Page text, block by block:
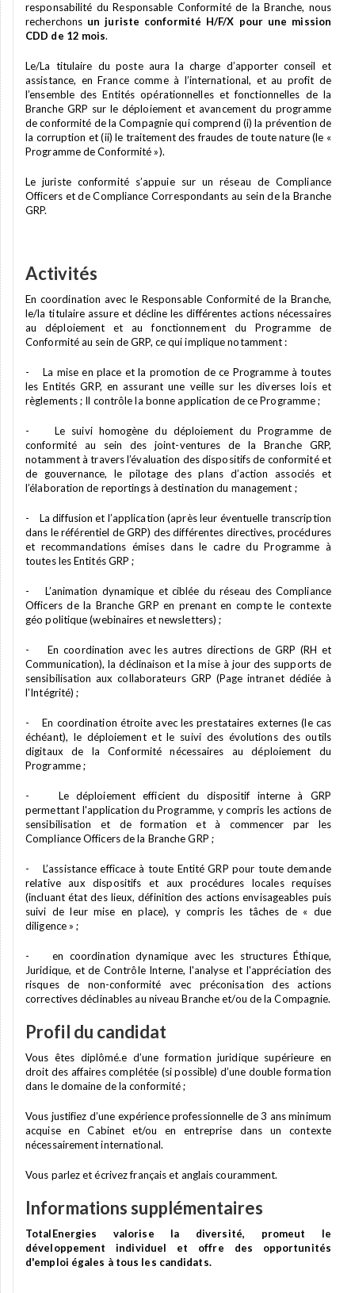
responsabilité du Responsable Conformité de la Branche, nous
recherchons un juriste conformité H/F/X pour une mission
CDD de 12 mois.
Le/La titulaire du poste aura la charge d’apporter conseil et
assistance, en France comme à l’international, et au profit de
l’ensemble des Entités opérationnelles et fonctionnelles de la
Branche GRP sur le déploiement et avancement du programme
de conformité de la Compagnie qui comprend (i) la prévention de
la corruption et (ii) le traitement des fraudes de toute nature (le «
Programme de Conformité »).
Le juriste conformité s’appuie sur un réseau de Compliance
Officers et de Compliance Correspondants au sein de la Branche
GRP.
Activités
En coordination avec le Responsable Conformité de la Branche,
le/la titulaire assure et décline les différentes actions nécessaires
au déploiement et au fonctionnement du Programme de
Conformité au sein de GRP, ce qui implique notamment :
- La mise en place et la promotion de ce Programme à toutes
les Entités GRP, en assurant une veille sur les diverses lois et
règlements ; Il contrôle la bonne application de ce Programme ;
- Le suivi homogène du déploiement du Programme de
conformité au sein des joint-ventures de la Branche GRP,
notamment à travers l’évaluation des dispositifs de conformité et
de gouvernance, le pilotage des plans d’action associés et
l’élaboration de reportings à destination du management ;
- La diffusion et l’application (après leur éventuelle transcription
dans le référentiel de GRP) des différentes directives, procédures
et recommandations émises dans le cadre du Programme à
toutes les Entités GRP ;
- L’animation dynamique et ciblée du réseau des Compliance
Officers de la Branche GRP en prenant en compte le contexte
géo politique (webinaires et newsletters) ;
- En coordination avec les autres directions de GRP (RH et
Communication), la déclinaison et la mise à jour des supports de
sensibilisation aux collaborateurs GRP (Page intranet dédiée à
l’Intégrité) ;
- En coordination étroite avec les prestataires externes (le cas
échéant), le déploiement et le suivi des évolutions des outils
digitaux de la Conformité nécessaires au déploiement du
Programme ;
- Le déploiement efficient du dispositif interne à GRP
permettant l'application du Programme, y compris les actions de
sensibilisation et de formation et à commencer par les
Compliance Officers de la Branche GRP ;
- L’assistance efficace à toute Entité GRP pour toute demande
relative aux dispositifs et aux procédures locales requises
(incluant état des lieux, définition des actions envisageables puis
suivi de leur mise en place), y compris les tâches de « due
diligence » ;
- en coordination dynamique avec les structures Éthique,
Juridique, et de Contrôle Interne, l'analyse et l'appréciation des
risques de non-conformité avec préconisation des actions
correctives déclinables au niveau Branche et/ou de la Compagnie.
Profil du candidat
Vous êtes diplômé.e d’une formation juridique supérieure en
droit des affaires complétée (si possible) d’une double formation
dans le domaine de la conformité ;
Vous justifiez d’une expérience professionnelle de 3 ans minimum
acquise en Cabinet et/ou en entreprise dans un contexte
nécessairement international.
Vous parlez et écrivez français et anglais couramment.
Informations supplémentaires
TotalEnergies valorise la diversité, promeut le
développement individuel et offre des opportunités
d'emploi égales à tous les candidats.